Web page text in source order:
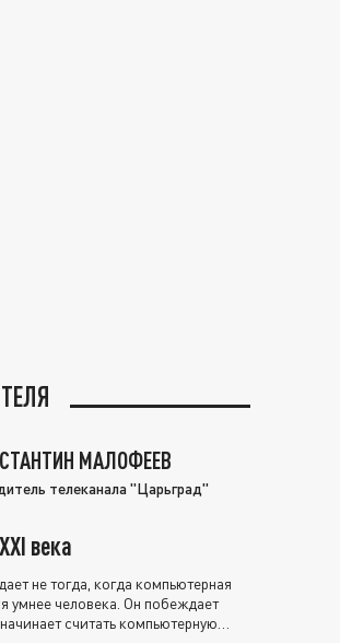
МАЛОФЕЕВ
телеканала "Царьград"
века
не тогда, когда компьютерная
умнее человека. Он побеждает
считать компьютерную